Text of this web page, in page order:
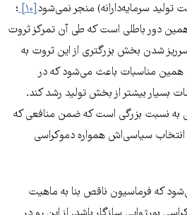
تولید سرمایه‌دارانه) منجر نمی‌شود[۱۰]
؛
دور باطلی است که طی آن تمرکز ثروت
شدن بخش بزرگتری از این ثروت به
همین مناسبات باعث می‌شود که در
بسیار بیشتر از بخش تولید رشد کند.
به نسبت بزرگی است که ضمن منافعی که
انتخاب سیاسی‌اش همواره دموکراسی
که فرماسیون ناقص بنا به ماهیت